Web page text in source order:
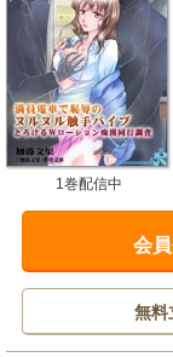
1巻配信中
会
無料